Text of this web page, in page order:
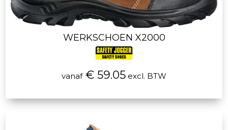
WERKSCHOEN X2000
vanaf€ 59.05 excl. BTW